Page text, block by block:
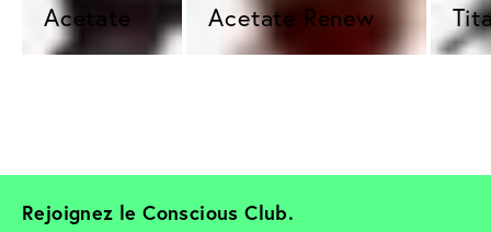
Acetate Acetate Renew
Rejoignez le Conscious Club.